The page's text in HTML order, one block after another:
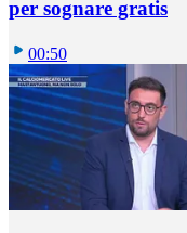
per sognare gratis
00:50